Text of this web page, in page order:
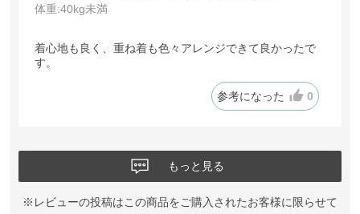
体重:40kg未満
着心地も良く、重ね着も色々アレンジできて良かったで
す。
参考になった 0
もっと見る
※レビューの投稿はこの商品をご購入されたお客様に限らせて